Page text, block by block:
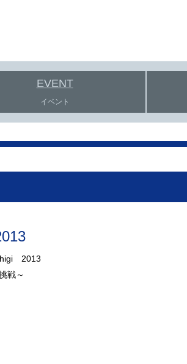
EVENT
イベント
2013
戦～